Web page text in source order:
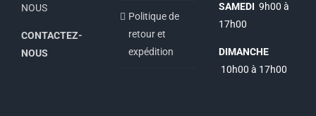
NOUS
CONTACTEZ-
NOUS
Politique de
retour et
expédition
SAMEDI 9h00 à
17h00
DIMANCHE
10h00 à 17h00